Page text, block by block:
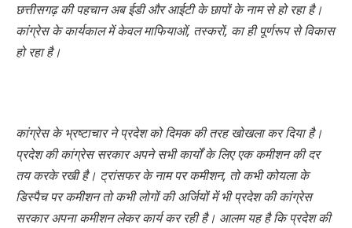
छत्तीसगढ़ की पहचान अब ईडी और आईटी के छापों के नाम से हो रहा है।
कांग्रेस के कार्यकाल में केवल माफियाओं, तस्करों, का ही पूर्णरूप से विकास
हो रहा है।
कांग्रेस के भ्रष्टाचार ने प्रदेश को दिमक की तरह खोखला कर दिया है।
प्रदेश की कांग्रेस सरकार अपने सभी कार्यों के लिए एक कमीशन की दर
तय करके रखी है। ट्रांसफर के नाम पर कमीशन, तो कभी कोयला के
डिस्पैच पर कमीशन तो कभी लोगों की अर्जियों में भी प्रदेश की कांग्रेस
सरकार अपना कमीशन लेकर कार्य कर रही है। आलम यह है कि प्रदेश की